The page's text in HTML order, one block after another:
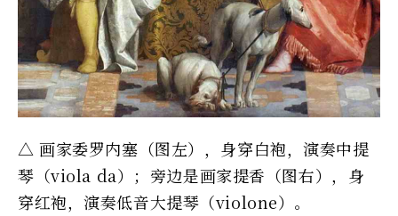
△ 画家委罗内塞（图左），身穿白袍，演奏中提
琴（viola da）；旁边是画家提香（图右），身
穿红袍，演奏低音大提琴（violone）。